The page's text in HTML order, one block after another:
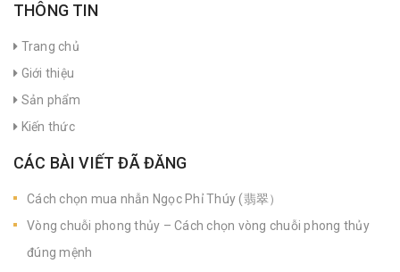
THÔNG TIN
Trang chủ
Giới thiệu
Sản phẩm
Kiến thức
CÁC BÀI VIẾT ĐÃ ĐĂNG
Cách chọn mua nhẫn Ngọc Phỉ Thúy (翡翠）
Vòng chuỗi phong thủy – Cách chọn vòng chuỗi phong thủy
đúng mệnh